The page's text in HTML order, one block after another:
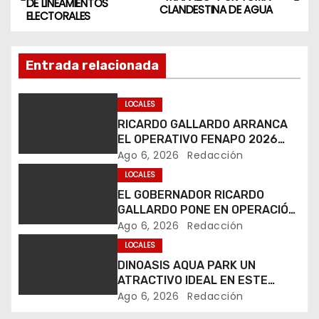
a
e
c
ó
CLANDESTINA DE AGUA
ELECTORALES
Entrada relacionada
LOCALES
RICARDO GALLARDO ARRANCA
EL OPERATIVO FENAPO 2026
PARA GARANTIZAR LA
SEGURIDAD DE MÁS DE 9
MILLONES DE VISITANTES
Ago 6, 2026 Redacción
LOCALES
EL GOBERNADOR RICARDO
GALLARDO PONE EN OPERACIÓN
LOS PRIMEROS CUATRO PERROS
ROBOT
Ago 6, 2026 Redacción
LOCALES
DINOASIS AQUA PARK UN
ATRACTIVO IDEAL EN ESTE
VERANO
Ago 6, 2026 Redacción